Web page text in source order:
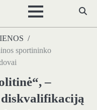
sportininko
–